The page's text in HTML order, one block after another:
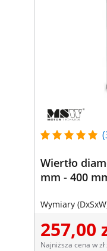
Wiertło
mm - 400
Wymiary
257,00
Najniższa cena w